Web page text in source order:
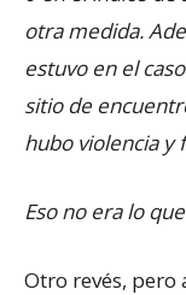
otra medida.
estuvo en el
sitio de
hubo violencia y
Eso no era lo
Otro revés,